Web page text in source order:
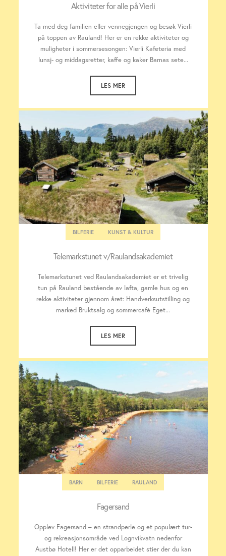
Aktiviteter for alle på Vierli
Ta med deg familien eller vennegjengen og besøk Vierli
på toppen av Rauland! Her er en rekke aktiviteter og
muligheter i sommersesongen: Vierli Kafeteria med
lunsj- og middagsretter, kaffe og kaker Barnas sete...
LES MER
BILFERIE KUNST & KULTUR
Telemarkstunet v/Raulandsakademiet
Telemarkstunet ved Raulandsakademiet er et trivelig
tun på Rauland bestående av lafta, gamle hus og en
rekke aktiviteter gjennom året: Handverksutstilling og
marked Bruktsalg og sommercafé Eget...
LES MER
BARN BILFERIE RAULAND
Fagersand
Opplev Fagersand – en strandperle og et populært tur-
og rekreasjonsområde ved Lognvikvatn nedenfor
Austbø Hotell! Her er det opparbeidet stier der du kan